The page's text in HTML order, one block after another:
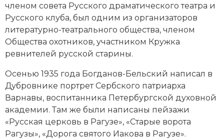
членом совета Русского драматического театра и
Русского клуба, был одним из организаторов
литературно-театрального общества, членом
Общества охотников, участником Кружка
ревнителей русской старины.
Осенью 1935 года Богданов-Бельский написал в
Дубровнике портрет Сербского патриарха
Варнавы, воспитанника Петербургской духовной
академии. Там же были написаны пейзажи
«Русская церковь в Рагузе», «Старые ворота
Рагузы», «Дорога святого Иакова в Рагузе».